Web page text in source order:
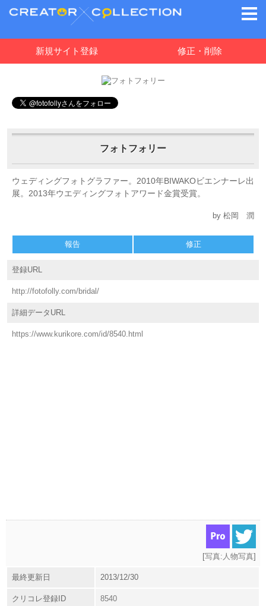
新規サイト登録 修正・削除
フォトフォリー
ウェディングフォトグラファー。2010年BIWAKOビエンナーレ出
展。2013年ウエディングフォトアワード金賞受賞。
by 松岡 潤
報告 修正
登録URL
http://fotofolly.com/bridal/
詳細データURL
https://www.kurikore.com/id/8540.html
[写真:人物写真]
最終更新日 2013/12/30
クリコレ登録ID 8540